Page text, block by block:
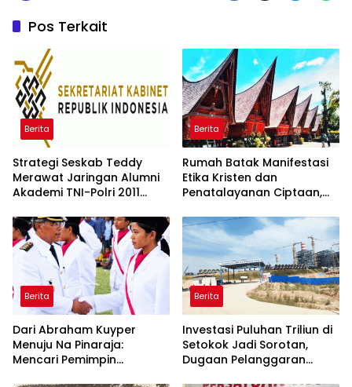
Pos Terkait
Berita
Strategi Seskab Teddy
Merawat Jaringan Alumni
Akademi TNI-Polri 2011
Membangun Loyalitas
Berita
Rumah Batak Manifestasi
Etika Kristen dan
Penatalayanan Ciptaan,
Memuliakan Tuhan
Berita
Dari Abraham Kuyper
Menuju Na Pinaraja:
Mencari Pemimpin
Berita
Investasi Puluhan Triliun di
Setokok Jadi Sorotan,
Dugaan Pelanggaran